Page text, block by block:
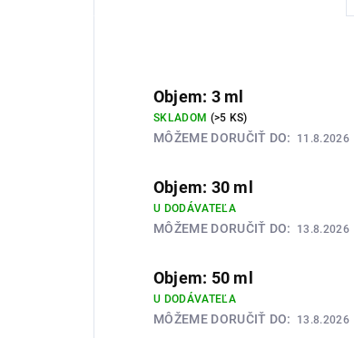
Objem: 3 ml
SKLADOM (>5 KS)
MÔŽEME DORUČIŤ DO: 11.8.2026
Objem: 30 ml
U DODÁVATEĽA
MÔŽEME DORUČIŤ DO: 13.8.2026
Objem: 50 ml
U DODÁVATEĽA
MÔŽEME DORUČIŤ DO: 13.8.2026